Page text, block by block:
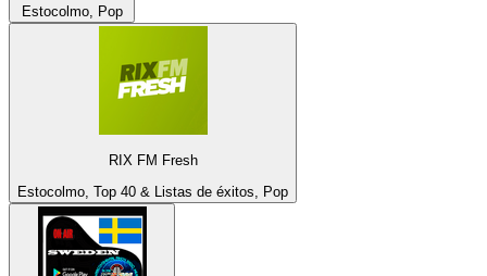
Estocolmo, Pop
RIX FM Fresh
Estocolmo, Top 40 & Listas de éxitos, Pop